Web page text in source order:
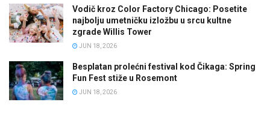
Vodič kroz Color Factory Chicago: Posetite
najbolju umetničku izložbu u srcu kultne
zgrade Willis Tower
JUN 18, 2026
Besplatan prolećni festival kod Čikaga: Spring
Fun Fest stiže u Rosemont
JUN 18, 2026